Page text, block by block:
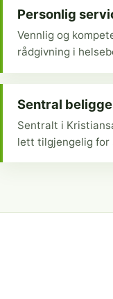
Personlig
Vennlig og
rådgivning i
Sentral
Sentralt i
lett tilgjengelig for